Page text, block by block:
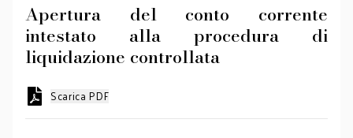
Apertura del conto corrente
intestato alla procedura di
liquidazione controllata
Scarica PDF